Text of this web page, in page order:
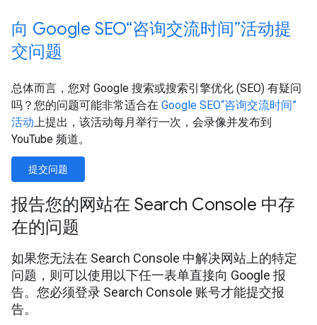
向 Google SEO“咨询交流时间”活动提
交问题
总体而言，您对 Google 搜索或搜索引擎优化 (SEO) 有疑问
吗？您的问题可能非常适合在 Google SEO“咨询交流时间”
活动 上提出，该活动每月举行一次，会录像并发布到
YouTube 频道。
提交问题
报告您的网站在 Search Console 中存
在的问题
如果您无法在 Search Console 中解决网站上的特定
问题，则可以使用以下任一表单直接向 Google 报
告。您必须登录 Search Console 账号才能提交报
告。